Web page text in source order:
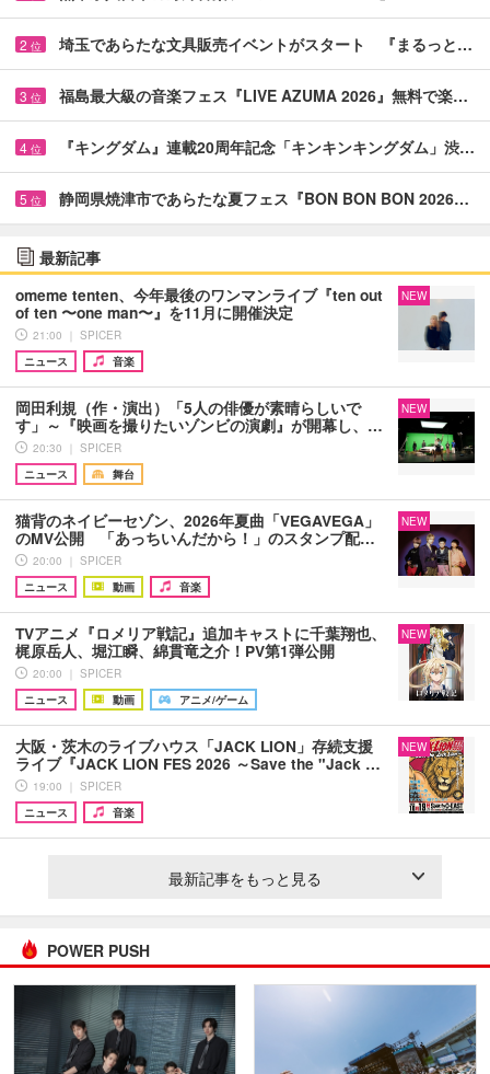
2 位 埼玉であらたな文具販売イベントがスタート 『まるっと…
3 位 福島最大級の音楽フェス『LIVE AZUMA 2026』無料で楽…
4 位 『キングダム』連載20周年記念「キンキンキングダム」渋…
5 位 静岡県焼津市であらたな夏フェス『BON BON BON 2026…
最新記事
omeme tenten、今年最後のワンマンライブ『ten out
of ten 〜one man〜』を11月に開催決定
21:00 ｜ SPICER
ニュース
音楽
NEW
岡田利規（作・演出）「5人の俳優が素晴らしいで
す」～『映画を撮りたいゾンビの演劇』が開幕し、…
20:30 ｜ SPICER
ニュース
舞台
NEW
猫背のネイビーセゾン、2026年夏曲「VEGAVEGA」
のMV公開 「あっちいんだから！」のスタンプ配…
20:00 ｜ SPICER
ニュース
動画 音楽
NEW
TVアニメ『ロメリア戦記』追加キャストに千葉翔也、
梶原岳人、堀江瞬、綿貫竜之介！PV第1弾公開
20:00 ｜ SPICER
ニュース
動画 アニメ/ゲーム
NEW
大阪・茨木のライブハウス「JACK LION」存続支援
ライブ『JACK LION FES 2026 ～Save the "Jack …
19:00 ｜ SPICER
ニュース
音楽
NEW
最新記事をもっと見る
POWER PUSH